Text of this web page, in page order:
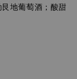
地葡萄酒；酸甜